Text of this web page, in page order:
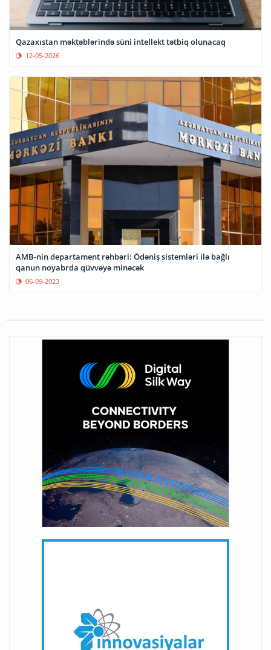
Qazaxıstan məktəblərində süni intellekt tətbiq olunacaq
12-05-2026
AMB-nin departament rəhbəri: Ödəniş sistemləri ilə bağlı
qanun noyabrda qüvvəyə minəcək
06-09-2023